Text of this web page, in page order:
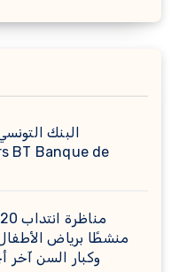
البنك
منشطًا برياض الأطفال
وكبار السن آخر أجل